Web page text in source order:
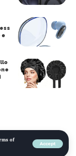
of
Accept
e